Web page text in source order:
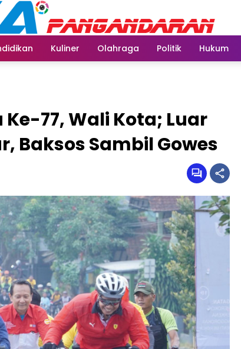
Kuliner Olahraga Politik Hukum
77, Wali Kota; Luar
Baksos Sambil Gowes